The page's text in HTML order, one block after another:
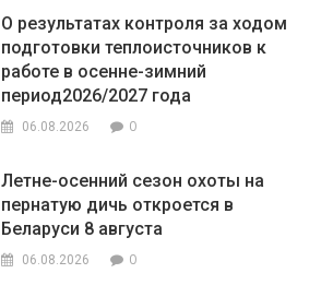
О результатах контроля за ходом
подготовки теплоисточников к
работе в осенне-зимний
период2026/2027 года
06.08.2026 0
Летне-осенний сезон охоты на
пернатую дичь откроется в
Беларуси 8 августа
06.08.2026 0